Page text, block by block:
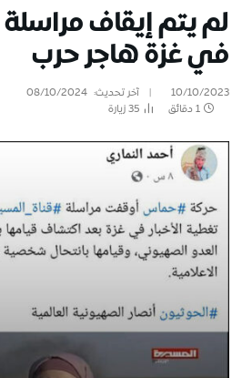
لم يتم إيقاف
في غزة هاجر حرب
10/10/2023 آخر تحديث: 08/10/2024
1 دقائق
35زيارة